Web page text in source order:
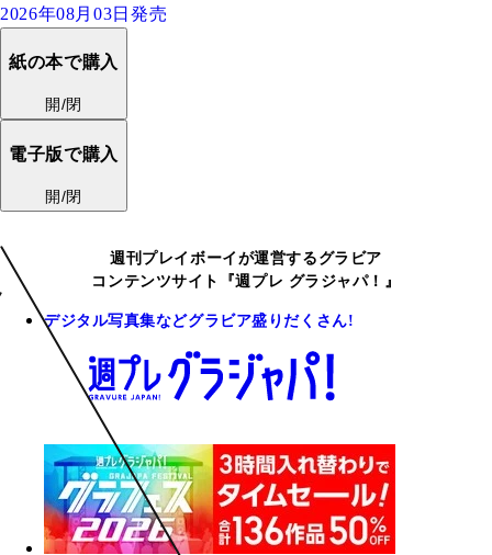
2026年08月03日発売
紙の本で購入
開/閉
電子版で購入
開/閉
週刊プレイボーイが運営するグラビア
コンテンツサイト『週プレ グラジャパ！』
デジタル写真集などグラビア盛りだくさん!